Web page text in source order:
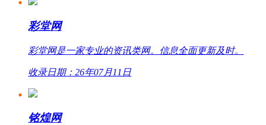
彩堂网
彩堂网是一家专业的资讯类网。信息全面更新及时。
收录日期：26年07月11日
铭煌网